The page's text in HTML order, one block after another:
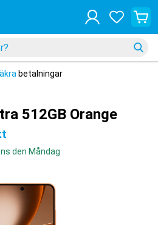
betalningar
512GB Orange
den Måndag